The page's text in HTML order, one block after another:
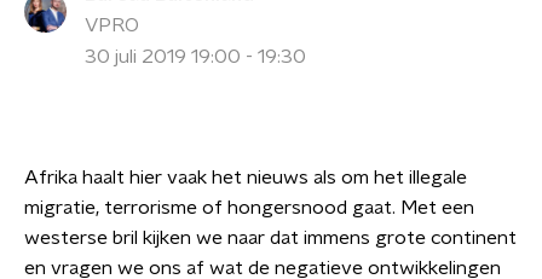
VPRO
30 juli 2019 19:00 - 19:30
Afrika haalt hier vaak het nieuws als om het illegale
migratie, terrorisme of hongersnood gaat. Met een
westerse bril kijken we naar dat immens grote continent
en vragen we ons af wat de negatieve ontwikkelingen